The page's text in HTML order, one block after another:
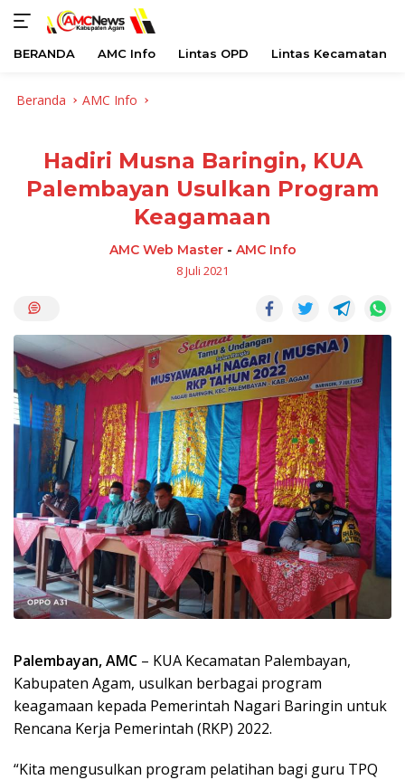
BERANDA AMC Info Lintas OPD Lintas Kecamatan
Beranda AMC Info
Hadiri Musna Baringin, KUA
Palembayan Usulkan Program
Keagamaan
AMC Web Master- AMC Info
8 Juli 2021
Palembayan, AMC – KUA Kecamatan Palembayan,
Kabupaten Agam, usulkan berbagai program
keagamaan kepada Pemerintah Nagari Baringin untuk
Rencana Kerja Pemerintah (RKP) 2022.
“Kita mengusulkan program pelatihan bagi guru TPQ